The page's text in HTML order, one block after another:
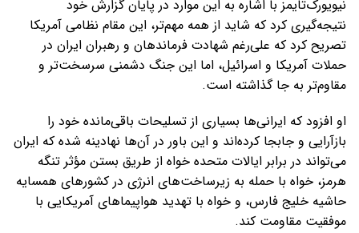
نیویورک‌تایمز با اشاره به این موارد در پایان گزارش خود
نتیجه‌گیری کرد که شاید از همه مهم‌تر، این مقام نظامی آمریکا
تصریح کرد که علی‌رغم شهادت فرماندهان و رهبران ایران در
حملات آمریکا و اسرائیل، اما این جنگ دشمنی سرسخت‌تر و
مقاوم‌تر به جا گذاشته است.
او افزود که ایرانی‌ها بسیاری از تسلیحات باقی‌مانده خود را
بازآرایی و جابجا کرده‌اند و این باور در آن‌ها نهادینه شده که ایران
می‌تواند در برابر ایالات متحده خواه از طریق بستن مؤثر تنگه
هرمز، خواه با حمله به زیرساخت‌های انرژی در کشورهای همسایه
حاشیه خلیج فارس، و خواه با تهدید هواپیماهای آمریکایی با
موفقیت مقاومت کند.